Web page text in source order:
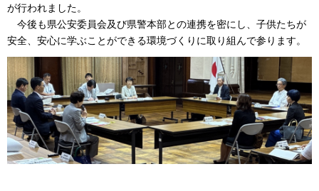
が行われました。
今後も県公安委員会及び県警本部との連携を密にし、子供たちが
安全、安心に学ぶことができる環境づくりに取り組んで参ります。